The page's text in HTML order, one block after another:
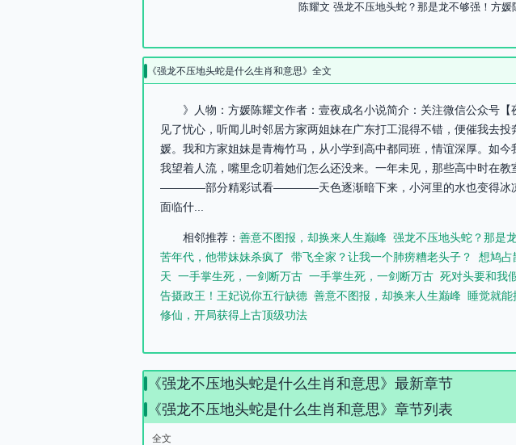
陈耀文 强龙不压地头蛇？那是龙不够强！方媛
《强龙不压地头蛇是什么生肖和意思》全文
》人物：方媛陈耀文作者：壹夜成名小说简介：关注微信公众号
见了忧心，听闻儿时邻居方家两姐妹在广东打工混得不错，便催我
媛。我和方家姐妹是青梅竹马，从小学到高中都同班，情谊深厚。如
我望着人流，嘴里念叨着她们怎么还没来。一年未见，那些高中时在
————部分精彩试看————天色逐渐暗下来，小河里的水也变得冰凉
面临什...
相邻推荐： 善意不图报，却换来人生巅峰 强龙不压地头蛇？那是
苦年代，他带妹妹杀疯了
带飞全家？让我一个肺痨糟老头子？ 想鸠占
天 一手掌生死，一剑断万古 一手掌生死，一剑断万古 死对头要和我
告摄政王！王妃说你五行缺德 善意不图报，却换来人生巅峰 睡觉就能
修仙，开局获得上古顶级功法
《强龙不压地头蛇是什么生肖和意思》最新章节
《强龙不压地头蛇是什么生肖和意思》章节列表
全文